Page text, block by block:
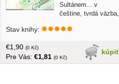
Sultánem... v
češtine, tvrdá väzba,
Stav knihy:
kúpiť
€1,90 (0 Kč)
Pre Vás: €1,81 (0 Kč)